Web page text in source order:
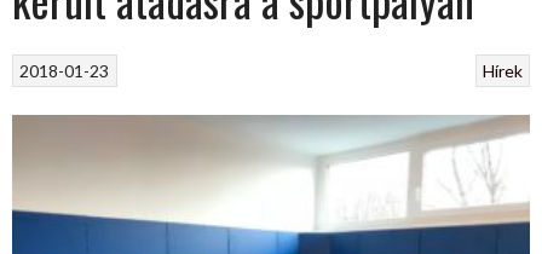
Hírek
2018-01-23